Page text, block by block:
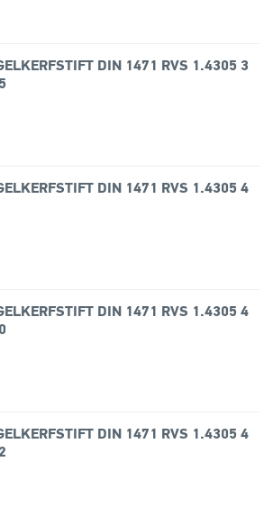
DIN 1471 RVS 1.4305 3
DIN 1471 RVS 1.4305 4
DIN 1471 RVS 1.4305 4
DIN 1471 RVS 1.4305 4